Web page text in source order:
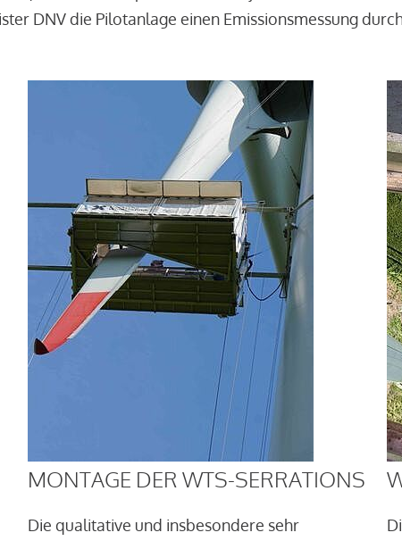
DNV die Pilotanlage einen Emissionsmessung
MONTAGE DER WTS-SERRATIONS
Die qualitative und insbesondere sehr